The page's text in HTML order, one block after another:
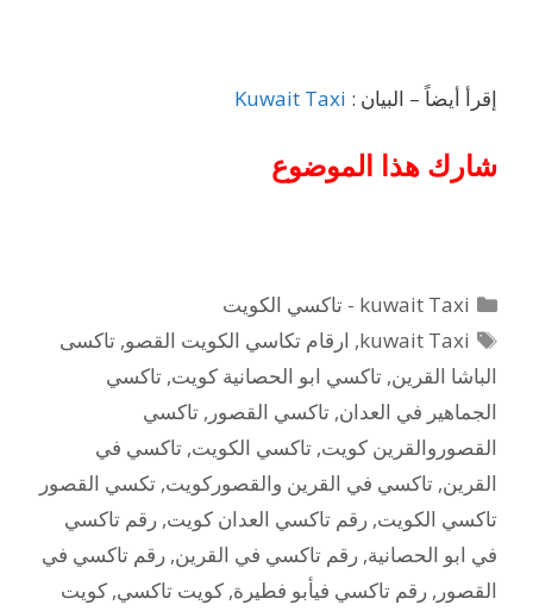
إقرأ أيضاً – البيان : Kuwait Taxi
شارك هذا الموضوع
التصنيفات
kuwait Taxi - تاكسي الكويت
الوسوم
kuwait Taxi
, ارقام تكاسي الكويت القصو,تاكسى
الباشا القرين, تاكسي ابو الحصانية كويت, تاكسي
الجماهير في العدان, تاكسي القصور , تاكسي
القصوروالقرين كويت, تاكسي الكويت, تاكسي في
القرين, تاكسي في القرين والقصوركويت, تكسي القصور
تاكسي الكويت, رقم تاكسي العدان كويت, رقم تاكسي
في ابو الحصانية, رقم تاكسي في القرين, رقم تاكسي في
القصور , رقم تاكسي فيأبو فطيرة, كويت تاكسي, كويت